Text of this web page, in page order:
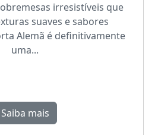
irresistíveis que
suaves e sabores
Alemã é definitivamente
uma...
Saiba mais